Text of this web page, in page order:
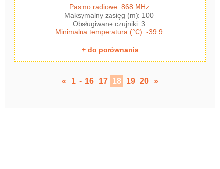
Pasmo radiowe: 868 MHz
Maksymalny zasięg (m): 100
Obsługiwane czujniki: 3
Minimalna temperatura (°C): -39.9
+ do porównania
« 1 - 16 17 18 19 20 »